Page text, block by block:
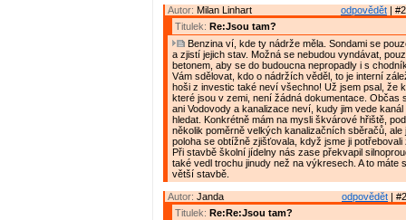
odpovědět |
Autor: Milan Linhart
Titulek: Re:Jsou tam?
Benzina ví, kde ty nádrže měla. Sondami se
a zjistí jejich stav. Možná se nebudou vyndávat,
betonem, aby se do budoucna nepropadly i s
Vám sdělovat, kdo o nádržích věděl, to je interní
hoši z investic také neví všechno! Už jsem psal, že
které jsou v zemi, není žádná dokumentace. Občas
ani Vodovody a kanalizace neví, kudy jim vede kanál
hledat. Konkrétně mám na mysli škvárové hřiště,
několik poměrně velkých kanalizačních sběračů, ale
poloha se obtížně zjišťovala, když jsme ji potřebovali
Při stavbě školní jídelny nás zase překvapil
také vedl trochu jinudy než na výkresech. A to máte
větší stavbě.
odpovědět |
Autor: Janda
Titulek: Re:Re:Jsou tam?